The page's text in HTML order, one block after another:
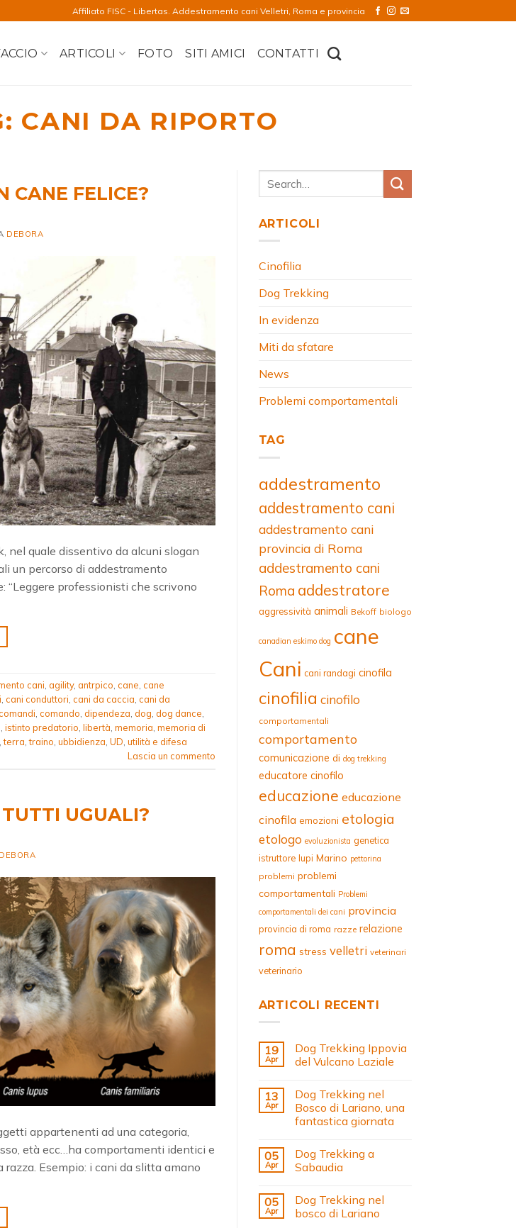
Affiliato FISC - Libertas. Addestramento cani Velletri, Roma e provincia
ARTICOLI FOTO SITI AMICI CONTATTI
CANI DA RIPORTO
CANE FELICE?
DEBORA
nel quale dissentivo da alcuni slogan
un percorso di addestramento
“Leggere professionisti che scrivono
cani agility, antrpico cane cane
cani conduttori cani da caccia cani da
comandi comando dipendeza dog dog dance
istinto predatorio libertà memoria memoria di
,terra ,traino ubbidienza UD utilità e difesa
Lascia un commento
UGUALI?
DEBORA
appartenenti ad una categoria,
età ecc…ha comportamenti identici e
Esempio: i cani da slitta amano
ARTICOLI
Cinofilia
Dog Trekking
In evidenza
Miti da sfatare
News
Problemi comportamentali
TAG
addestramento
addestramento cani
addestramento cani
provincia di Roma
addestramento cani
Roma addestratore
aggressività animali Bekoff biologo
canadian eskimo dog cane
Cani cani randagi cinofila
cinofilia cinofilo
comportamentali
comportamento
comunicazione di dog trekking
educatore cinofilo
educazione educazione
cinofila emozioni etologia
etologo evoluzionista genetica
istruttore lupi Marino pettorina
problemi problemi
comportamentali Problemi
comportamentali dei cani provincia
provincia di roma razze relazione
roma stress velletri veterinari
veterinario
ARTICOLI RECENTI
19
Apr
Dog Trekking Ippovia
del Vulcano Laziale
13
Apr
Dog Trekking nel
Bosco di Lariano, una
fantastica giornata
05
Apr
Dog Trekking a
Sabaudia
05
Apr
Dog Trekking nel
bosco di Lariano